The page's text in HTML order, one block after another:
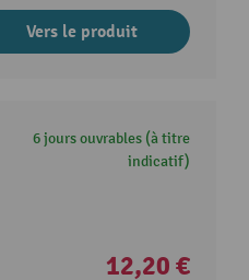
Vers le produit
6 jours ouvrables (à titre
indicatif)
12,20 €